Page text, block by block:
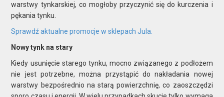
warstwy tynkarskiej, co mogłoby przyczynić się do kurczenia i
pękania tynku.
Sprawdź aktualne promocje w sklepach Jula.
Nowy tynk na stary
Kiedy usunięcie starego tynku, mocno związanego z podłożem
nie jest potrzebne, można przystąpić do nakładania nowej
warstwy bezpośrednio na starą powierzchnię, co zaoszczędzi